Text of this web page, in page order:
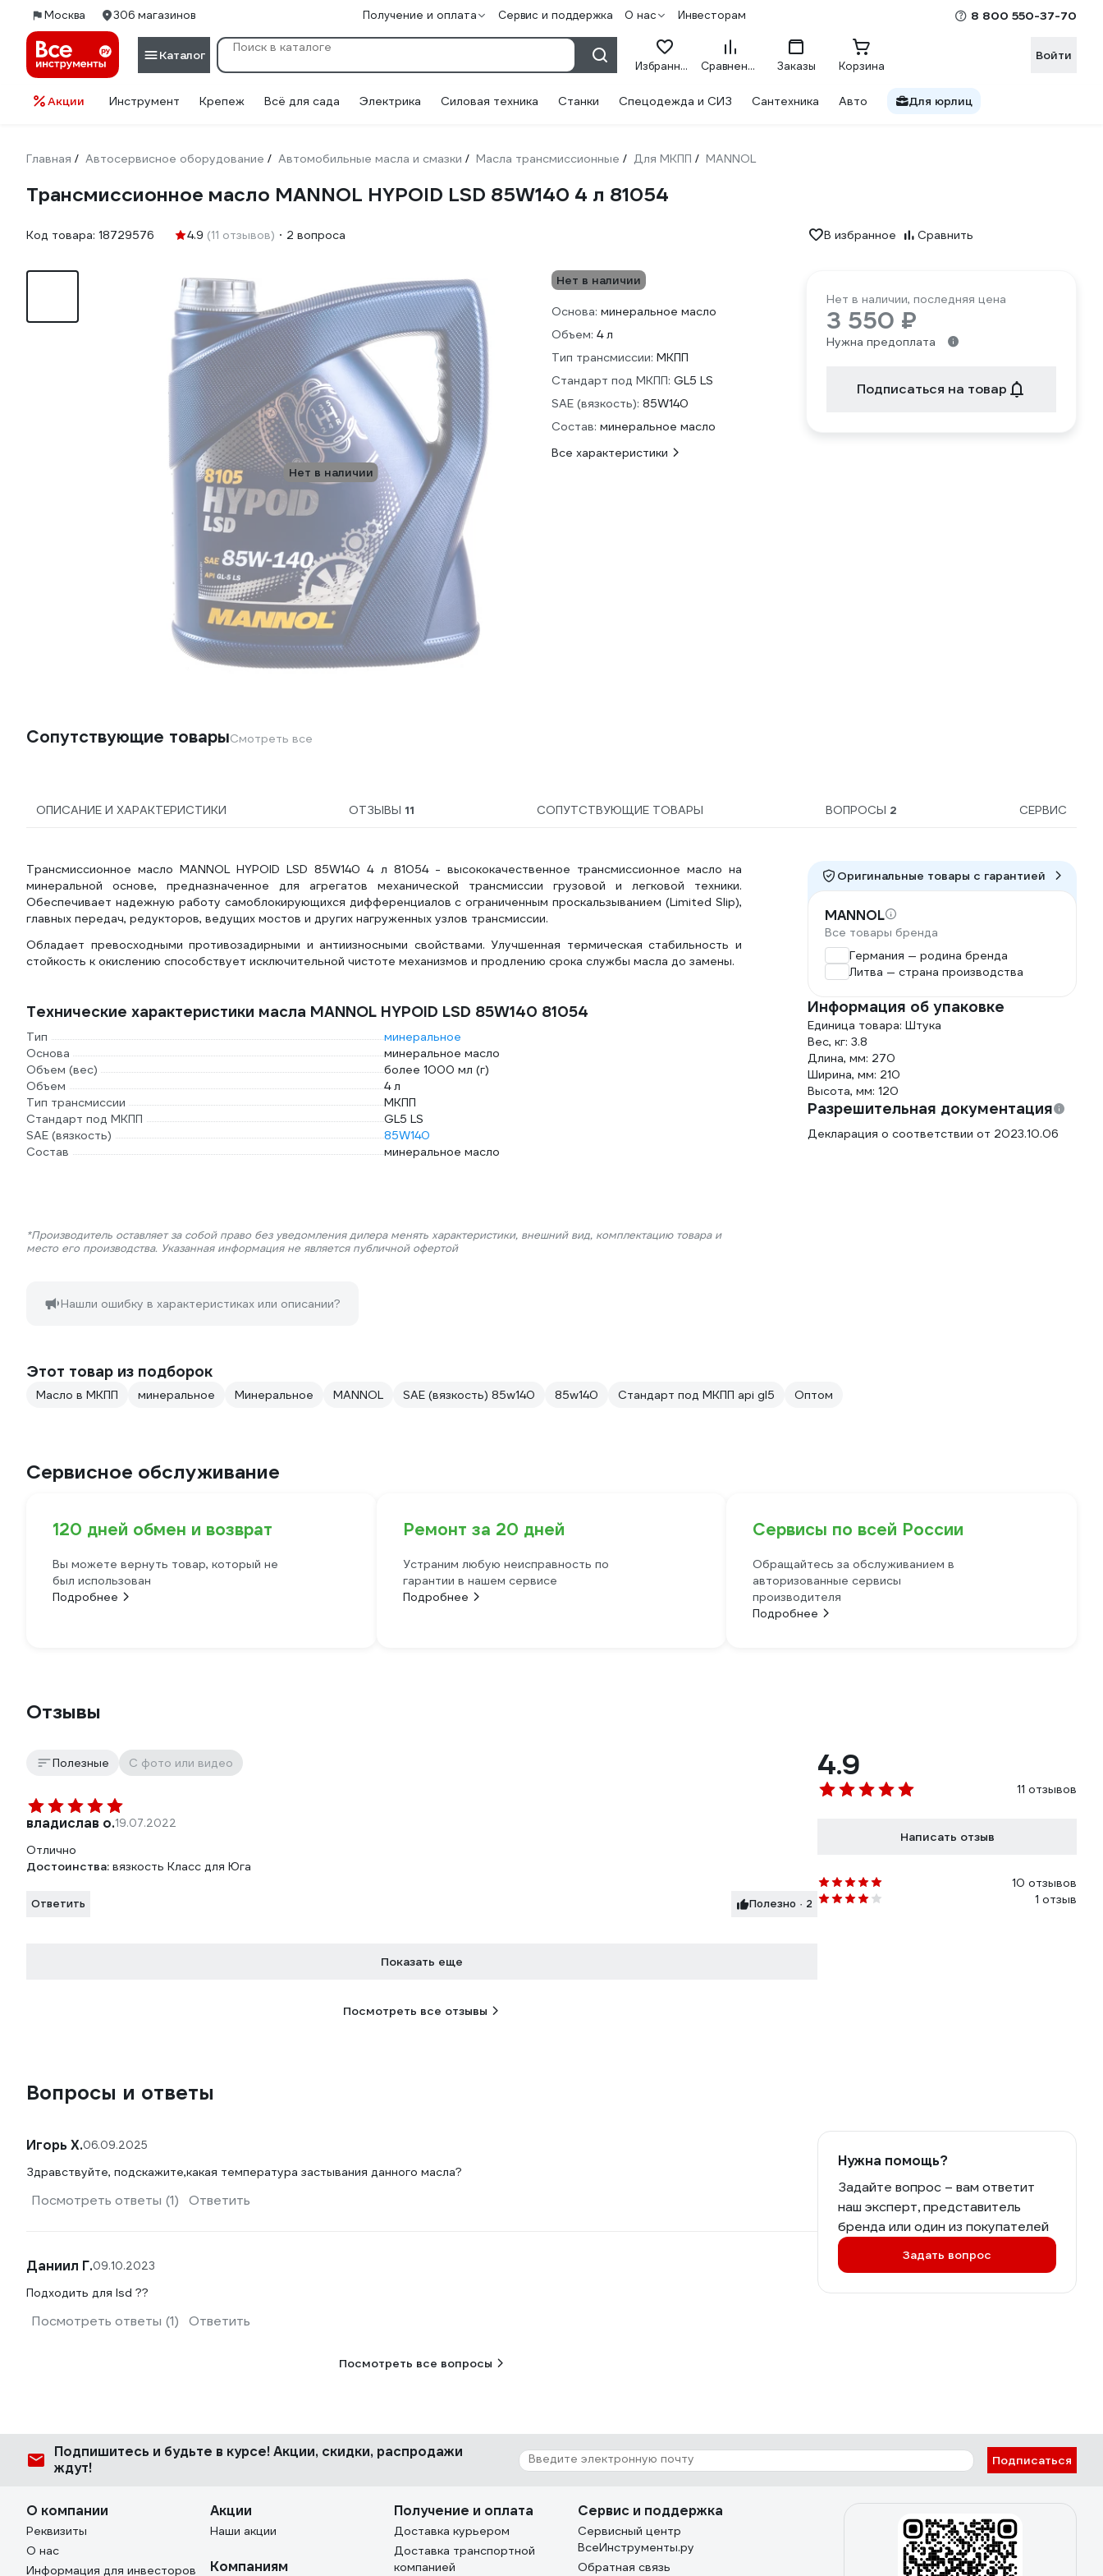
Москва 306 магазинов Получение и оплата Сервис и поддержка О нас Инвесторам 8 800 550-37-70
Каталог
Избранное Сравнение Заказы Корзина
Войти
Акции Инструмент Крепеж Всё для сада Электрика Силовая техника Станки Спецодежда и СИЗ Сантехника Авто Для юрлиц
Главная / Автосервисное оборудование / Автомобильные масла и смазки / Масла трансмиссионные / Для МКПП / MANNOL
Трансмиссионное масло MANNOL HYPOID LSD 85W140 4 л 81054
Код товара: 18729576 4.9 (11 отзывов) 2 вопроса В избранное Сравнить
Нет в наличии
Нет в наличии
Основа: минеральное масло
Объем: 4 л
Тип трансмиссии: МКПП
Стандарт под МКПП: GL5 LS
SAE (вязкость): 85W140
Состав: минеральное масло
Все характеристики
Нет в наличии, последняя цена
3 550 ₽
Нужна предоплата
Подписаться на товар
Сопутствующие товарыСмотреть все
ОПИСАНИЕ И ХАРАКТЕРИСТИКИ ОТЗЫВЫ 11 СОПУТСТВУЮЩИЕ ТОВАРЫ ВОПРОСЫ 2 СЕРВИС
Трансмиссионное масло MANNOL HYPOID LSD 85W140 4 л 81054 - высококачественное трансмиссионное масло на
минеральной основе, предназначенное для агрегатов механической трансмиссии грузовой и легковой техники.
Обеспечивает надежную работу самоблокирующихся дифференциалов с ограниченным проскальзыванием (Limited Slip),
главных передач, редукторов, ведущих мостов и других нагруженных узлов трансмиссии.
Обладает превосходными противозадирными и антиизносными свойствами. Улучшенная термическая стабильность и
стойкость к окислению способствует исключительной чистоте механизмов и продлению срока службы масла до замены.
Технические характеристики масла MANNOL HYPOID LSD 85W140 81054
Тип
минеральное
Основа
минеральное масло
Объем (вес)
более 1000 мл (г)
Объем
4 л
Тип трансмиссии
МКПП
Стандарт под МКПП
GL5 LS
SAE (вязкость)
85W140
Состав
минеральное масло
*Производитель оставляет за собой право без уведомления дилера менять характеристики, внешний вид, комплектацию товара и
место его производства. Указанная информация не является публичной офертой
Нашли ошибку в характеристиках или описании?
Оригинальные товары c гарантией
MANNOL
Все товары бренда
Германия — родина бренда
Литва — страна производства
Информация об упаковке
Единица товара: Штука
Вес, кг: 3.8
Длина, мм: 270
Ширина, мм: 210
Высота, мм: 120
Разрешительная документация
Декларация о соответствии от 2023.10.06
Этот товар из подборок
Масло в МКПП минеральное Минеральное MANNOL SAE (вязкость) 85w140 85w140 Стандарт под МКПП api gl5 Оптом
Сервисное обслуживание
120 дней обмен и возврат
Вы можете вернуть товар, который не
был использован
Подробнее
Ремонт за 20 дней
Устраним любую неисправность по
гарантии в нашем сервисе
Подробнее
Сервисы по всей России
Обращайтесь за обслуживанием в
авторизованные сервисы
производителя
Подробнее
Отзывы
4.9
11 отзывов
Написать отзыв
10 отзывов
1 отзыв
Полезные С фото или видео
владислав о.19.07.2022
Отлично
Достоинства: вязкость Класс для Юга
Ответить Полезно · 2
Показать еще
Посмотреть все отзывы
Вопросы и ответы
Нужна помощь?
Задайте вопрос – вам ответит
наш эксперт, представитель
бренда или один из покупателей
Задать вопрос
Игорь Х.06.09.2025
Здравствуйте, подскажите,какая температура застывания данного масла?
Посмотреть ответы (1) Ответить
Даниил Г.09.10.2023
Подходить для lsd ??
Посмотреть ответы (1) Ответить
Посмотреть все вопросы
Подпишитесь и будьте в курсе! Акции, скидки, распродажи
ждут!
Подписаться
О компании
Реквизиты
О нас
Информация для инвесторов
Акции
Наши акции
Компаниям
Получение и оплата
Доставка курьером
Доставка транспортной
компанией
Сервис и поддержка
Сервисный центр
ВсеИнструменты.ру
Обратная связь